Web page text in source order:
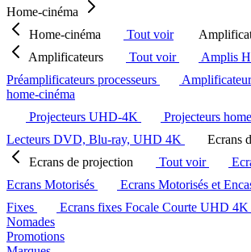
Home-cinéma
Home-cinéma
Tout voir
Amplificateurs
Tout voir
Amplis
Préamplificateurs processeurs
home-cinéma
Projecteurs UHD-4K
Projecteurs
Lecteurs DVD, Blu-ray, UHD 4K
Ecrans
Ecrans de projection
Tout voir
Ecrans Motorisés
Ecrans Motorisés et
Fixes
Ecrans fixes Focale Courte UHD 4K
Nomades
Promotions